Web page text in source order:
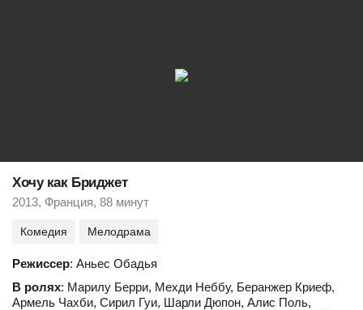
Хочу как Бриджет
2013, Франция, 88 минут
Комедия Мелодрама
Режиссер: Аньес Обадья
В ролях: Марилу Берри, Мехди Неббу, Беранжер Криеф,
Армель Чахби, Сирил Гуи, Шарли Дюпон, Алис Поль,